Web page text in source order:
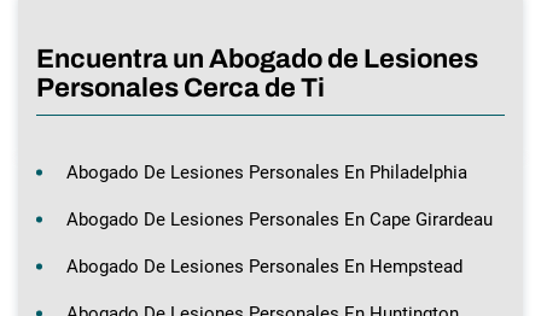
Encuentra un Abogado de Lesiones
Personales Cerca de Ti
Abogado De Lesiones Personales En Philadelphia
Abogado De Lesiones Personales En Cape Girardeau
Abogado De Lesiones Personales En Hempstead